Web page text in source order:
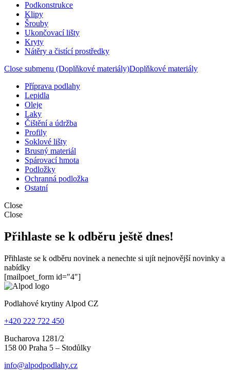
Podkonstrukce
Klipy
Šrouby
Ukončovací lišty
Kryty
Nátěry a čistící prostředky
Close submenu (Doplňkové materiály)Doplňkové materiály
Příprava podlahy
Lepidla
Oleje
Laky
Čištění a údržba
Profily
Soklové lišty
Brusný materiál
Spárovací hmota
Podložky
Ochranná podložka
Ostatní
Close
Close
Přihlaste se k odběru ještě dnes!
Přihlaste se k odběru novinek a nenechte si ujít nejnovější novinky a
nabídky
[mailpoet_form id="4"]
Podlahové krytiny Alpod CZ
+420 222 722 450
Bucharova 1281/2
158 00 Praha 5 – Stodůlky
info@alpodpodlahy.cz